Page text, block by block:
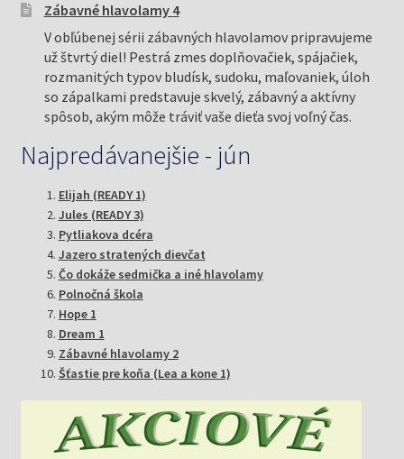
Zábavné hlavolamy 4
V obľúbenej sérii zábavných hlavolamov pripravujeme
už štvrtý diel! Pestrá zmes doplňovačiek, spájačiek,
rozmanitých typov bludísk, sudoku, maľovaniek, úloh
so zápalkami predstavuje skvelý, zábavný a aktívny
spôsob, akým môže tráviť vaše dieťa svoj voľný čas.
Najpredávanejšie - jún
Elijah (READY 1)
Jules (READY 3)
Pytliakova dcéra
Jazero stratených dievčat
Čo dokáže sedmička a iné hlavolamy
Polnočná škola
Hope 1
Dream 1
Zábavné hlavolamy 2
Šťastie pre koňa (Lea a kone 1)